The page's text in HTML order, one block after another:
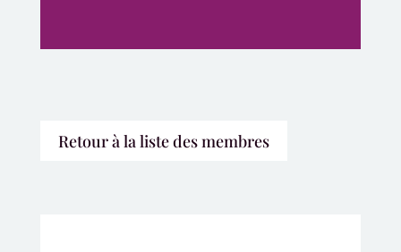
Retour à la liste des membres